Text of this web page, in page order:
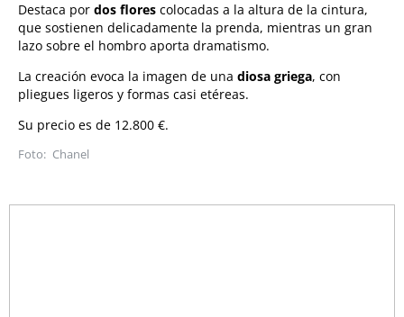
Destaca por dos flores colocadas a la altura de la cintura,
que sostienen delicadamente la prenda, mientras un gran
lazo sobre el hombro aporta dramatismo.
La creación evoca la imagen de una diosa griega, con
pliegues ligeros y formas casi etéreas.
Su precio es de 12.800 €.
Chanel